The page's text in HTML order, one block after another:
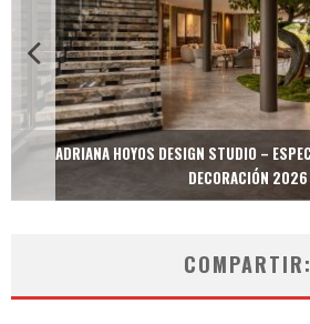
MULTIOFICINAS / AMOBLARE / TREZE
DECORACIÓN
COMPARTIR: